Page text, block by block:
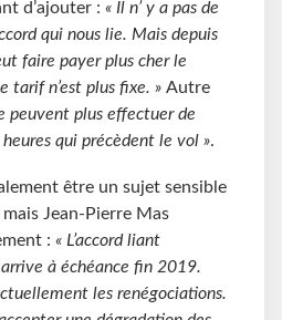
d’ajouter : « Il n’ y a pas de
qui nous lie. Mais depuis
faire payer plus cher le
tarif n’est plus fixe. » Autre
peuvent plus effectuer de
qui précèdent le vol ».
être un sujet sensible
Jean-Pierre Mas
: « L’accord liant
à échéance fin 2019.
les renégociations.